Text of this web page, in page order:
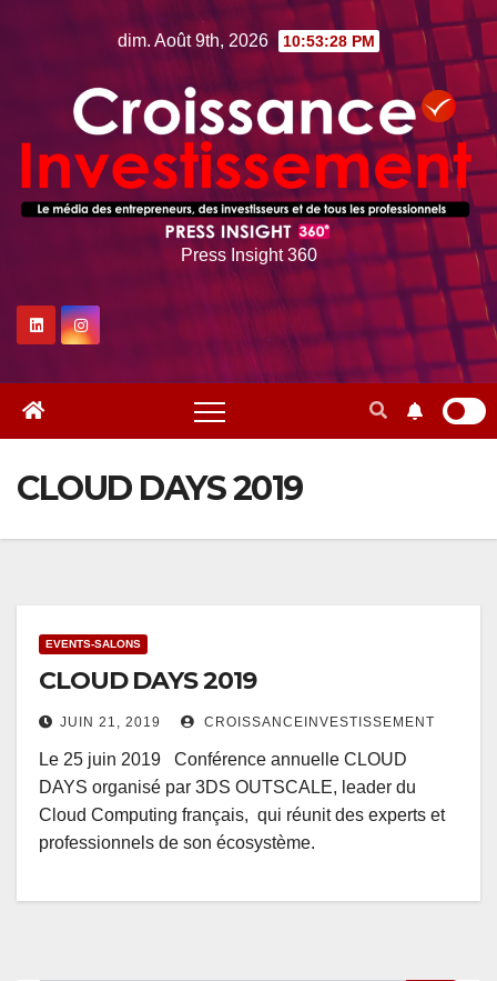
dim. Août 9th, 2026 10:53:28 PM
Press Insight 360
CLOUD DAYS 2019
EVENTS-SALONS
CLOUD DAYS 2019
JUIN 21, 2019 CROISSANCEINVESTISSEMENT
Le 25 juin 2019 Conférence annuelle CLOUD
DAYS organisé par 3DS OUTSCALE, leader du
Cloud Computing français, qui réunit des experts et
professionnels de son écosystème.